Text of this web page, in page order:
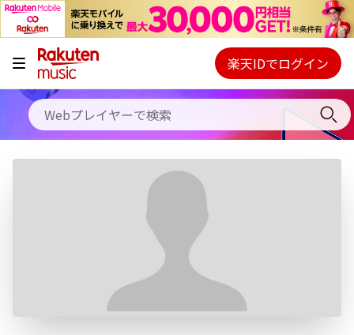
キャンペーン
料金プラン
使い方
Webプレイヤー
ご契約内容の確認・変更
楽天IDでログイン